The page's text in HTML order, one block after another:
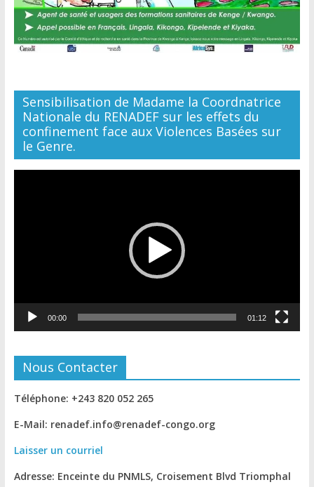
Sensibilisation de Madame la Coordnatrice
Nationale du RENADEF sur les effets du
confinement face aux Violences Basées sur
le Genre.
00:00 01:12
Nous Contacter
Téléphone: +243 820 052 265
E-Mail: renadef.info@renadef-congo.org
Laisser un courriel
Adresse: Enceinte du PNMLS, Croisement Blvd Triomphal